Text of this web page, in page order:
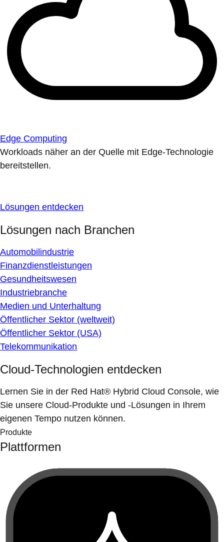
Edge Computing
Workloads näher an der Quelle mit Edge-Technologie
bereitstellen.
Lösungen entdecken
Lösungen nach Branchen
Automobilindustrie
Finanzdienstleistungen
Gesundheitswesen
Industriebranche
Medien und Unterhaltung
Öffentlicher Sektor (weltweit)
Öffentlicher Sektor (USA)
Telekommunikation
Cloud-Technologien entdecken
Lernen Sie in der Red Hat® Hybrid Cloud Console, wie
Sie unsere Cloud-Produkte und -Lösungen in Ihrem
eigenen Tempo nutzen können.
Produkte
Plattformen